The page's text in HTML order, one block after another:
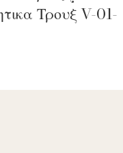
Τρουξ V-01-